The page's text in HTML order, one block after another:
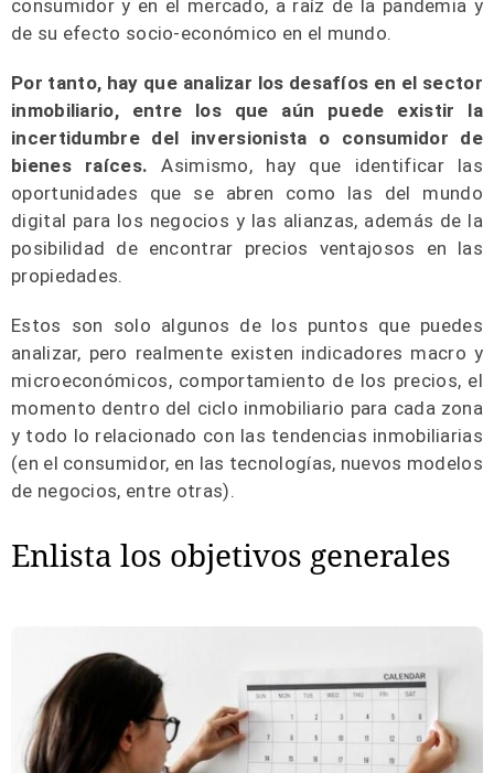
consumidor y en el mercado, a raíz de la pandemia y
de su efecto socio-económico en el mundo.
Por tanto, hay que analizar los desafíos en el sector
inmobiliario, entre los que aún puede existir la
incertidumbre del inversionista o consumidor de
bienes raíces. Asimismo, hay que identificar las
oportunidades que se abren como las del mundo
digital para los negocios y las alianzas, además de la
posibilidad de encontrar precios ventajosos en las
propiedades.
Estos son solo algunos de los puntos que puedes
analizar, pero realmente existen indicadores macro y
microeconómicos, comportamiento de los precios, el
momento dentro del ciclo inmobiliario para cada zona
y todo lo relacionado con las tendencias inmobiliarias
(en el consumidor, en las tecnologías, nuevos modelos
de negocios, entre otras).
Enlista los objetivos generales